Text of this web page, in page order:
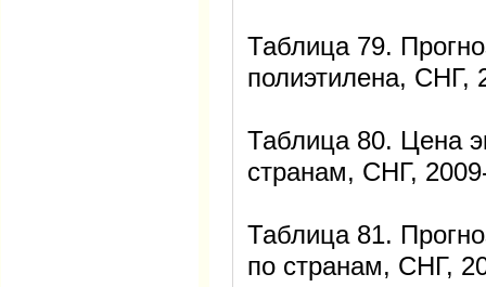
Таблица 79.
полиэтилена, СНГ,
Таблица 80. Цена
странам, СНГ,
Таблица 81.
по странам, СНГ,